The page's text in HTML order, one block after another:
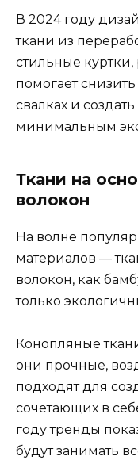
В 2024 году
ткани из
стильные куртки,
помогает
свалках и
минимальным
Ткани на
волокон
На волне
материалов —
волокон, как
только
Конопляные
они прочные,
подходят для
сочетающих в
году тренды
будут занимать